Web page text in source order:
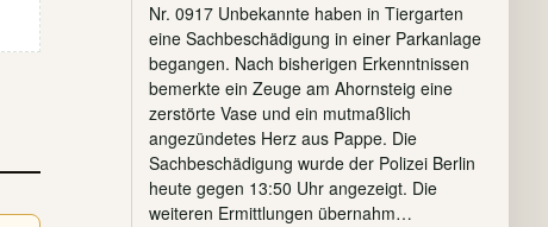
Nr. 0917 Unbekannte haben in Tiergarten
eine Sachbeschädigung in einer Parkanlage
begangen. Nach bisherigen Erkenntnissen
bemerkte ein Zeuge am Ahornsteig eine
zerstörte Vase und ein mutmaßlich
angezündetes Herz aus Pappe. Die
Sachbeschädigung wurde der Polizei Berlin
heute gegen 13:50 Uhr angezeigt. Die
weiteren Ermittlungen übernahm…